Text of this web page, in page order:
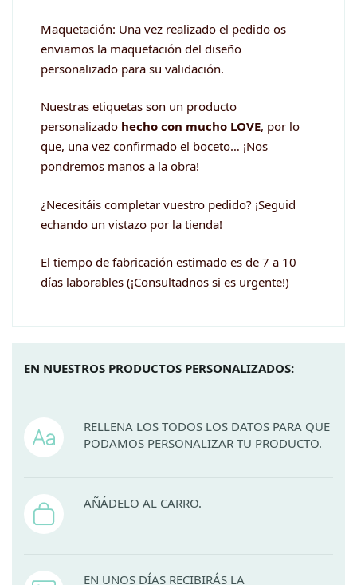
Maquetación: Una vez realizado el pedido os
enviamos la maquetación del diseño
personalizado para su validación.
Nuestras etiquetas son un producto
personalizado hecho con mucho LOVE, por lo
que, una vez confirmado el boceto… ¡Nos
pondremos manos a la obra!
¿Necesitáis completar vuestro pedido? ¡Seguid
echando un vistazo por la tienda!
El tiempo de fabricación estimado es de 7 a 10
días laborables (¡Consultadnos si es urgente!)
EN NUESTROS PRODUCTOS PERSONALIZADOS:
RELLENA LOS TODOS LOS DATOS PARA QUE
PODAMOS PERSONALIZAR TU PRODUCTO.
AÑÁDELO AL CARRO.
EN UNOS DÍAS RECIBIRÁS LA